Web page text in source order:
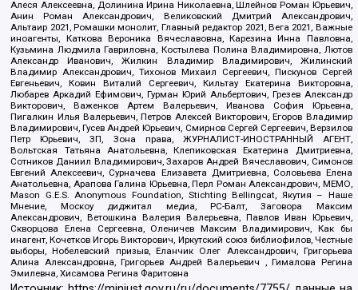
Алеся Алексеевна, Долинина Ирина Николаевна, Шлейнов Роман Юрьевич,
Анин Роман Александрович, Великовский Дмитрий Александрович,
Альтаир 2021, Ромашки монолит, Главный редактор 2021, Вега 2021, Важные
иноагенты, Каткова Вероника Вячеславовна, Карезина Инна Павловна,
Кузьмина Людмила Гавриловна, Костылева Полина Владимировна, Лютов
Александр Иванович, Жилкин Владимир Владимирович, Жилинский
Владимир Александрович, Тихонов Михаил Сергеевич, Пискунов Сергей
Евгеньевич, Ковин Виталий Сергеевич, Кильтау Екатерина Викторовна,
Любарев Аркадий Ефимович, Гурман Юрий Альбертович, Грезев Александр
Викторович, Важенков Артем Валерьевич, Иванова София Юрьевна,
Пигалкин Илья Валерьевич, Петров Алексей Викторович, Егоров Владимир
Владимирович, Гусев Андрей Юрьевич, Смирнов Сергей Сергеевич, Верзилов
Петр Юрьевич, ЗП, Зона права, ЖУРНАЛИСТ-ИНОСТРАННЫЙ АГЕНТ,
Вольтская Татьяна Анатольевна, Клепиковская Екатерина Дмитриевна,
Сотников Даниил Владимирович, Захаров Андрей Вячеславович, Симонов
Евгений Алексеевич, Сурначева Елизавета Дмитриевна, Соловьева Елена
Анатольевна, Арапова Галина Юрьевна, Перл Роман Александрович, МЕМО,
Mason G.E.S. Anonymous Foundation, Stichting Bellingcat, Якутия – Наше
Мнение, Москоу диджитал медиа, РС-Балт, Заговора Максим
Александрович, Ветошкина Валерия Валерьевна, Павлов Иван Юрьевич,
Скворцова Елена Сергеевна, Оленичев Максим Владимирович, Как бы
инагент, Кочетков Игорь Викторович, Иркутский союз библиофилов, Честные
выборы, Нобелевский призыв, Еланчик Олег Александрович, Григорьева
Алина Александровна, Григорьев Андрей Валерьевич , Гималова Регина
Эмилевна, Хисамова Регина Фаритовна